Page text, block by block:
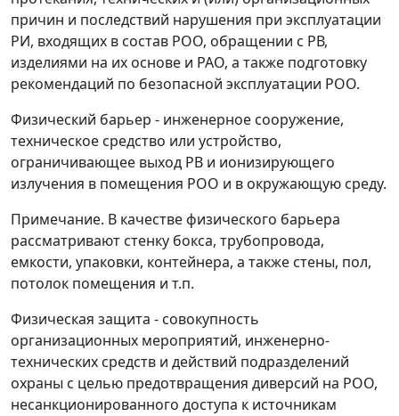
причин и последствий нарушения при эксплуатации
РИ, входящих в состав РОО, обращении с РВ,
изделиями на их основе и РАО, а также подготовку
рекомендаций по безопасной эксплуатации РОО.
Физический барьер - инженерное сооружение,
техническое средство или устройство,
ограничивающее выход РВ и ионизирующего
излучения в помещения РОО и в окружающую среду.
Примечание. В качестве физического барьера
рассматривают стенку бокса, трубопровода,
емкости, упаковки, контейнера, а также стены, пол,
потолок помещения и т.п.
Физическая защита - совокупность
организационных мероприятий, инженерно-
технических средств и действий подразделений
охраны с целью предотвращения диверсий на РОО,
несанкционированного доступа к источникам